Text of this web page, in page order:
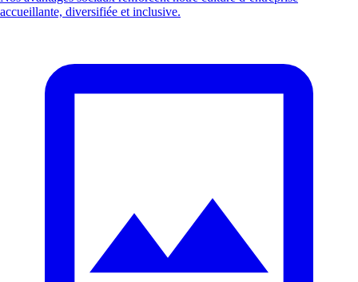
accueillante, diversifiée et inclusive.